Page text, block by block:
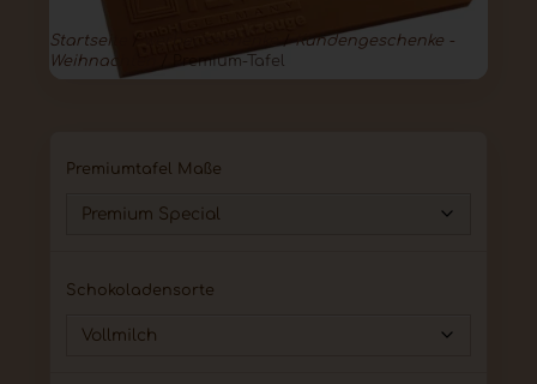
Startseite /Kundengeschenke -
Weihnachten
/ Premium-Tafel
Premiumtafel Maße
Schokoladensorte